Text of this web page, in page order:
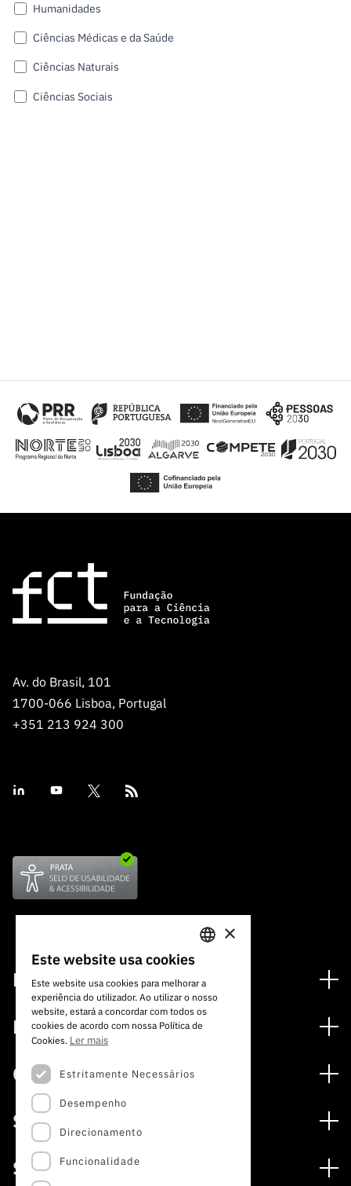
Humanidades
Ciências Médicas e da Saúde
Ciências Naturais
Ciências Sociais
Av. do Brasil, 101
1700-066 Lisboa, Portugal
+351 213 924 300
Financiamento
Programas de Financiamento
Internacional
Prémios
Media
Notas de Imprensa
Subscrever Newsletter
Subscrever Direct Mail de Concursos
Agenda
Concursos
Concursos Abertos
Concursos Previstos
Concursos Fechados
Calendarização FCT 2026
Serviços
Serviços digitais: Tecnologia para o Conhecimento
Arquivo, Documentação e Informação
Sobre
PORTUGUESE
ENGLISH
×
Este website usa cookies
Este website usa cookies para melhorar a
experiência do utilizador. Ao utilizar o nosso
website, estará a concordar com todos os
cookies de acordo com nossa Política de
Cookies. Ler mais
Estritamente Necessários
Desempenho
Direcionamento
Funcionalidade